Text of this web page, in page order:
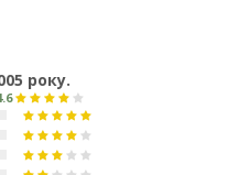
року.